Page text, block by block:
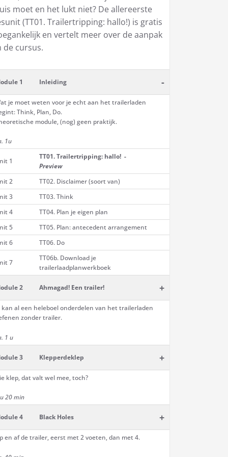
moet en het lukt niet? De allereerste
(TT01. Trailertripping: hallo!) is gratis
en vertelt meer over de aanpak
de cursus.
1 Inleiding -
je moet weten voor je echt aan het trailerladen
Think, Plan, Do.
module, (nog) geen praktijk.
1u
1
TT01. Trailertripping: hallo! -
Preview
2
TT02. Disclaimer (soort van)
3
TT03. Think
4
TT04. Plan je eigen plan
5
TT05. Plan: antecedent arrangement
6
TT06. Do
7
TT06b. Download je
trailerlaadplanwerkboek
2 Ahmagad! Een trailer! +
kan al een heleboel onderdelen van het trailerladen
zonder trailer.
1 u
3 Klepperdeklep +
klep, dat valt wel mee, toch?
20 min
4 Black Holes +
en af de trailer, eerst met 2 voeten, dan met 4.